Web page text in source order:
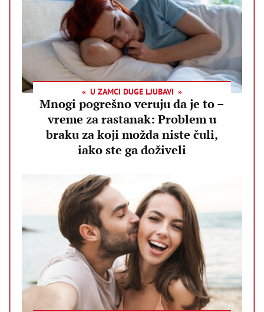
U ZAMCI DUGE LJUBAVI
Mnogi pogrešno veruju da je to –
vreme za rastanak: Problem u
braku za koji možda niste čuli,
iako ste ga doživeli